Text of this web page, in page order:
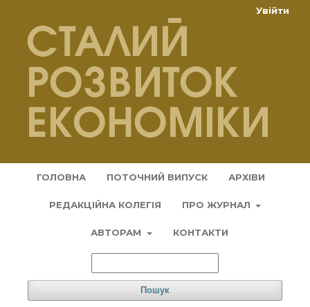
ГОЛОВНА ПОТОЧНИЙ ВИПУСК АРХІВИ
РЕДАКЦІЙНА КОЛЕГІЯ ПРО ЖУРНАЛ
АВТОРАМ КОНТАКТИ
Пошук
Увійти